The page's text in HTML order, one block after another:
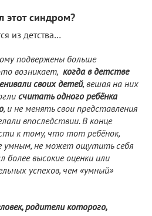
этот синдром?
из детства…
подвержены больше
возникает, когда в детстве
своих детей, вешая на них
считать одного ребёнка
, и не менять свои представления
впоследствии. В конце
к тому, что тот ребёнок,
умным, не может ощутить себя
более высокие оценки или
успехов, чем «умный»
родители которого,